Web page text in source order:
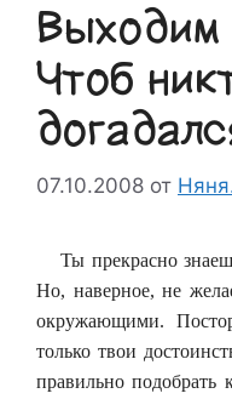
Выходим
Чтоб
07.10.2008 от
Ты прекрасно
Но, наверное, не
окружающими.
только твои
правильно подобрать